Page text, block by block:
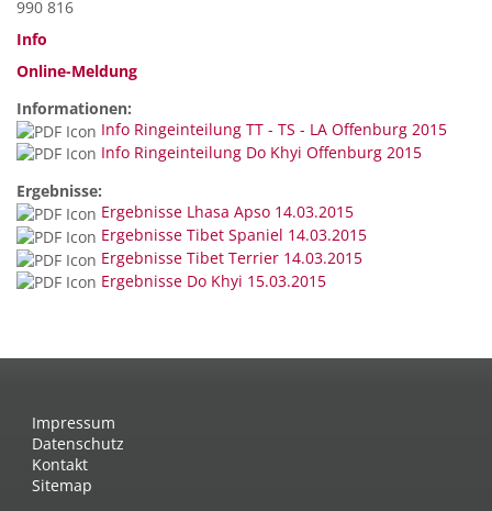
990 816
Info
Online-Meldung
Informationen:
Info Ringeinteilung TT - TS - LA Offenburg 2015
Info Ringeinteilung Do Khyi Offenburg 2015
Ergebnisse:
Ergebnisse Lhasa Apso 14.03.2015
Ergebnisse Tibet Spaniel 14.03.2015
Ergebnisse Tibet Terrier 14.03.2015
Ergebnisse Do Khyi 15.03.2015
Impressum
Datenschutz
Kontakt
Sitemap